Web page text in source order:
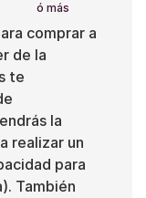
ó más
comprar a
de la
te
la
realizar un
para
También